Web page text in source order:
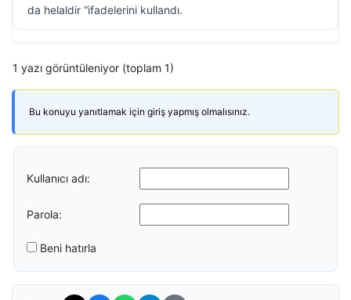
da helaldir “ifadelerini kullandı.
1 yazı görüntüleniyor (toplam 1)
Bu konuyu yanıtlamak için giriş yapmış olmalısınız.
Kullanıcı adı:
Parola:
Beni hatırla